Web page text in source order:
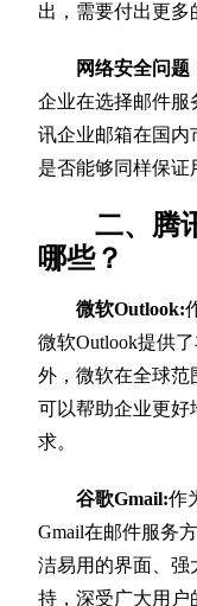
出，需要付出更多
网络安全问题
企业在选择邮件服
讯企业邮箱在国内
是否能够同样保证
二、腾讯
哪些？
微软Outlook:
微软Outlook提供
外，微软在全球范
可以帮助企业更好
求。
谷歌Gmail:作
Gmail在邮件服务
洁易用的界面、强
持，深受广大用户